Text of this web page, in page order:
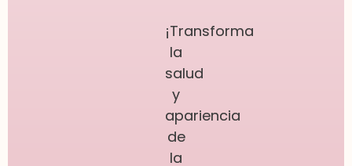
¡Transforma
la
salud
y
apariencia
de
la